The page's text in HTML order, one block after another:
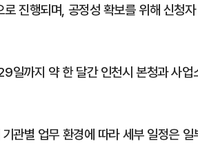
진행되며, 공정성 확보를 위해 신청
까지 약 한 달간 인천시 본청과 사업
관별 업무 환경에 따라 세부 일정은 일